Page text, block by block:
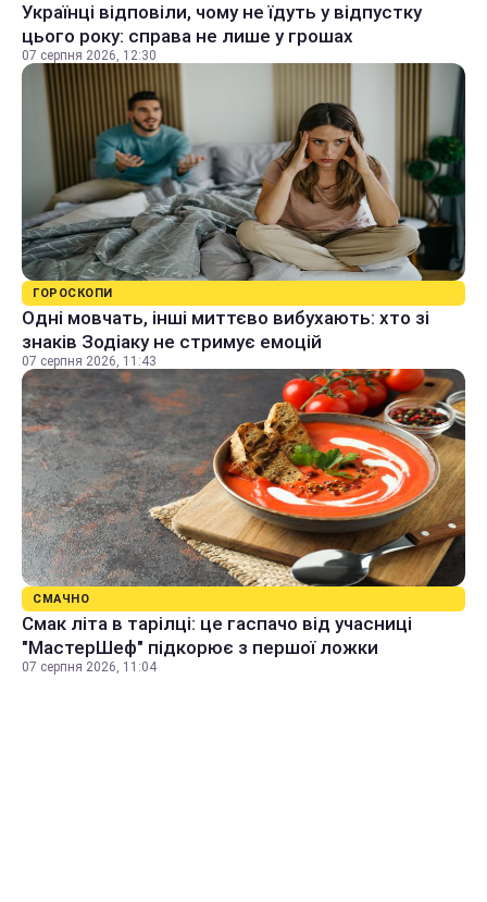
Українці відповіли, чому не їдуть у відпустку
цього року: справа не лише у грошах
07 серпня 2026, 12:30
ГОРОСКОПИ
Одні мовчать, інші миттєво вибухають: хто зі
знаків Зодіаку не стримує емоцій
07 серпня 2026, 11:43
СМАЧНО
Смак літа в тарілці: це гаспачо від учасниці
"МастерШеф" підкорює з першої ложки
07 серпня 2026, 11:04